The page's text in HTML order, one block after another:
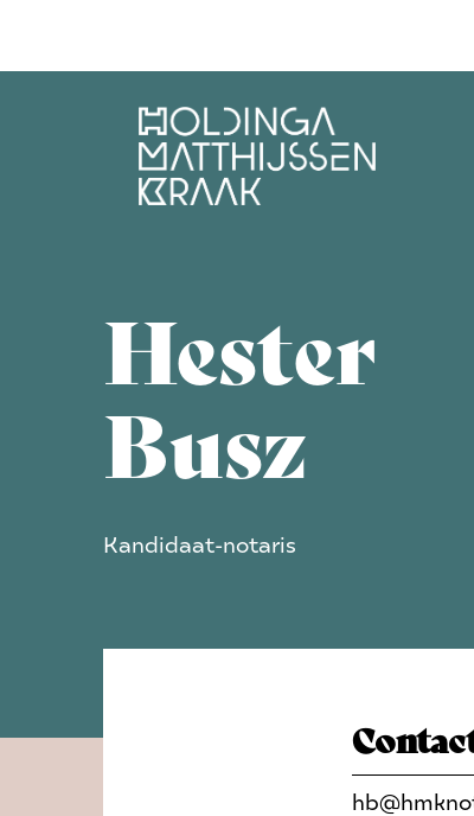
content
Hester
Busz
Kandidaat-notaris